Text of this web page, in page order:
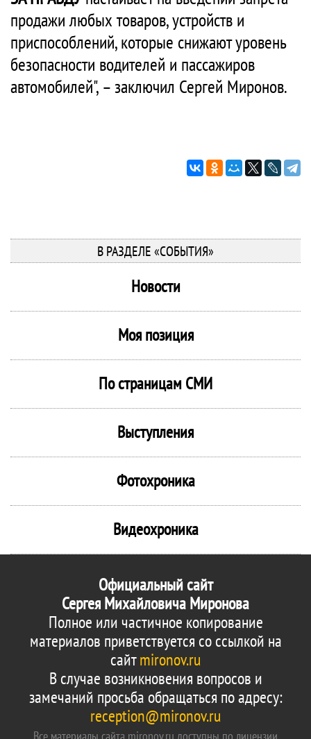
продажи любых товаров, устройств и
приспособлений, которые снижают уровень
безопасности водителей и пассажиров
автомобилей", – заключил Сергей Миронов.
В РАЗДЕЛЕ «СОБЫТИЯ»
Новости
Моя позиция
По страницам СМИ
Выступления
Фотохроника
Видеохроника
Официальный сайт
Сергея Михайловича Миронова
Полное или частичное копирование
материалов приветствуется со ссылкой на
сайтmironov.ru
В случае возникновения вопросов и
замечаний просьба обращаться по адресу:
reception@mironov.ru